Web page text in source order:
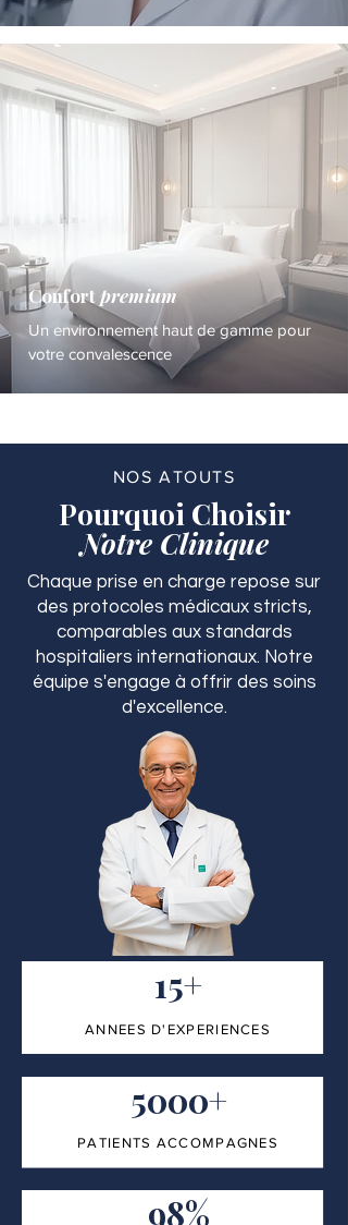
Confortpremium
Un environnement haut de gamme pour
votre convalescence
NOS ATOUTS
Pourquoi Choisir
Notre Clinique
Chaque prise en charge repose sur
des protocoles médicaux stricts,
comparables aux standards
hospitaliers internationaux. Notre
équipe s'engage à offrir des soins
d'excellence.
15+
ANNEES D'EXPERIENCES
5000+
PATIENTS ACCOMPAGNES
98%